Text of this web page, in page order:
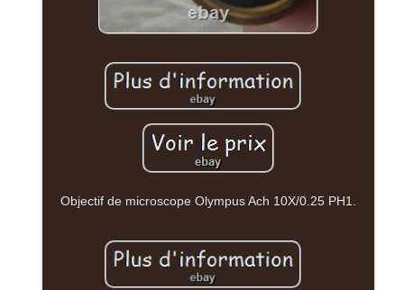
Objectif de microscope Olympus Ach 10X/0.25 PH1.